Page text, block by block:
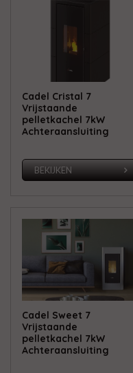
Cadel Cristal 7
Vrijstaande
pelletkachel 7kW
Achteraansluiting
BEKIJKEN
Cadel Sweet 7
Vrijstaande
pelletkachel 7kW
Achteraansluiting